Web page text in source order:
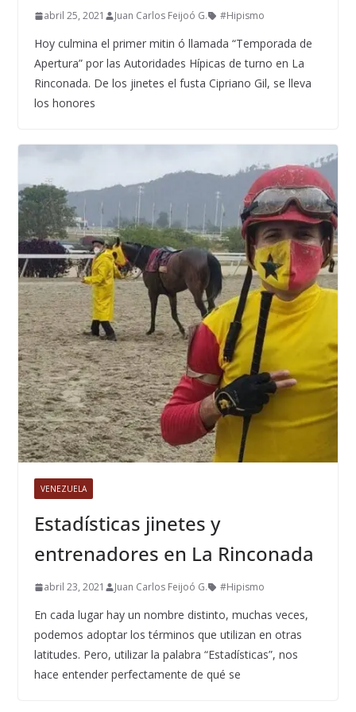
abril 25, 2021 Juan Carlos Feijoó G. #Hipismo
Hoy culmina el primer mitin ó llamada “Temporada de
Apertura” por las Autoridades Hípicas de turno en La
Rinconada. De los jinetes el fusta Cipriano Gil, se lleva
los honores
VENEZUELA
Estadísticas jinetes y
entrenadores en La Rinconada
abril 23, 2021 Juan Carlos Feijoó G. #Hipismo
En cada lugar hay un nombre distinto, muchas veces,
podemos adoptar los términos que utilizan en otras
latitudes. Pero, utilizar la palabra “Estadísticas”, nos
hace entender perfectamente de qué se